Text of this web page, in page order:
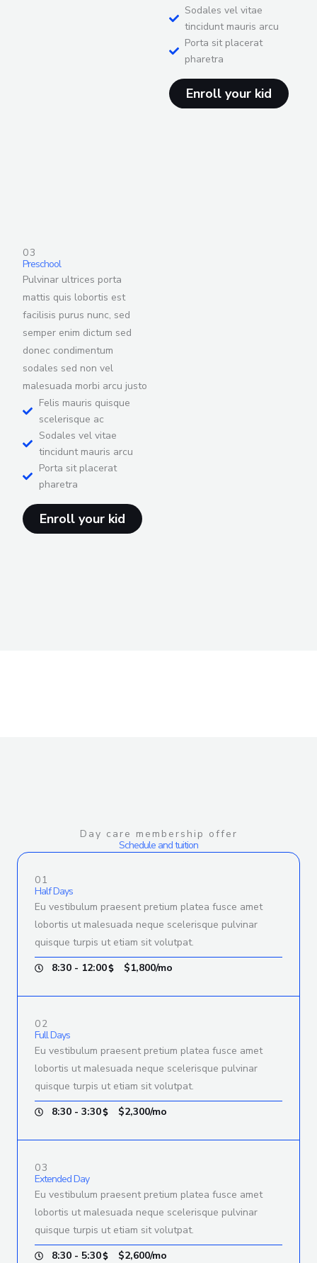
Sodales vel vitae
tincidunt mauris arcu
Porta sit placerat
pharetra
Enroll your kid
03
Preschool
Pulvinar ultrices porta
mattis quis lobortis est
facilisis purus nunc, sed
semper enim dictum sed
donec condimentum
sodales sed non vel
malesuada morbi arcu justo
Felis mauris quisque
scelerisque ac
Sodales vel vitae
tincidunt mauris arcu
Porta sit placerat
pharetra
Enroll your kid
Day care membership offer
Schedule and tuition
01
Half Days
Eu vestibulum praesent pretium platea fusce amet
lobortis ut malesuada neque scelerisque pulvinar
quisque turpis ut etiam sit volutpat.
8:30 - 12:00
$1,800/mo
02
Full Days
Eu vestibulum praesent pretium platea fusce amet
lobortis ut malesuada neque scelerisque pulvinar
quisque turpis ut etiam sit volutpat.
8:30 - 3:30
$2,300/mo
03
Extended Day
Eu vestibulum praesent pretium platea fusce amet
lobortis ut malesuada neque scelerisque pulvinar
quisque turpis ut etiam sit volutpat.
8:30 - 5:30
$2,600/mo